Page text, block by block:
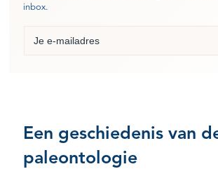
inbox.
Een geschiedenis van
paleontologie